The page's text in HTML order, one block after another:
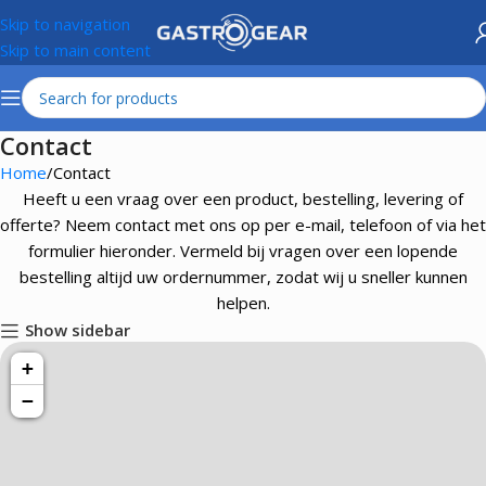
Skip to navigation
Skip to main content
Contact
Home Contact
Heeft u een vraag over een product, bestelling, levering of
offerte? Neem contact met ons op per e-mail, telefoon of via het
formulier hieronder. Vermeld bij vragen over een lopende
bestelling altijd uw ordernummer, zodat wij u sneller kunnen
helpen.
Show sidebar
+
−